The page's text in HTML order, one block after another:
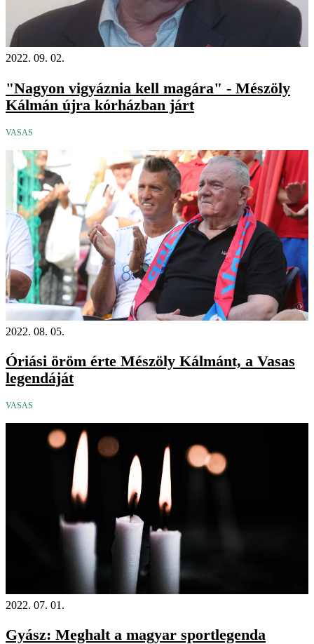
2022. 09. 02.
"Nagyon vigyáznia kell magára" - Mészöly
Kálmán újra kórházban járt
VASAS
2022. 08. 05.
Óriási öröm érte Mészöly Kálmánt, a Vasas
legendáját
VASAS
2022. 07. 01.
Gyász: Meghalt a magyar sportlegenda